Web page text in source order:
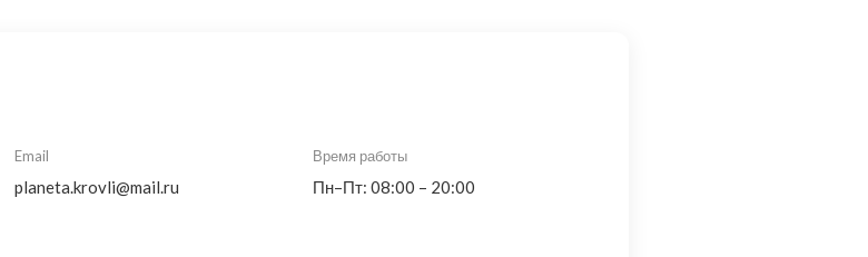
Email
planeta.krovli@mail.ru
Время работы
Пн–Пт: 08:00 – 20:00